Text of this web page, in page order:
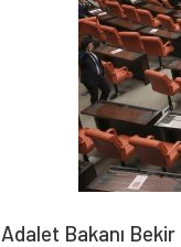
Adalet Bakanı